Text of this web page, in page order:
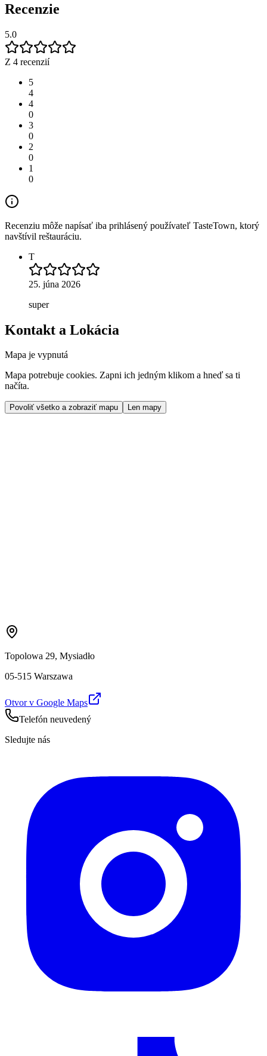
Recenzie
5.0
Z 4 recenzií
5
4
4
0
3
0
2
0
1
0
Recenziu môže napísať iba prihlásený používateľ TasteTown, ktorý
navštívil reštauráciu.
T
25. júna 2026
super
Kontakt a Lokácia
Mapa je vypnutá
Mapa potrebuje cookies. Zapni ich jedným klikom a hneď sa ti
načíta.
Povoliť všetko a zobraziť mapu Len mapy
Topolowa 29, Mysiadło
05-515 Warszawa
Otvor v Google Maps
Telefón neuvedený
Sledujte nás